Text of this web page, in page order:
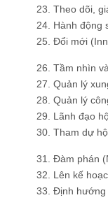
23. Theo dõi,
24. Hành động
25. Đổi mới
26. Tầm nhìn
27. Quản lý
28. Quản lý
29. Lãnh đạo
30. Tham dự
31. Đàm phán
32. Lên kế
33. Định hướng